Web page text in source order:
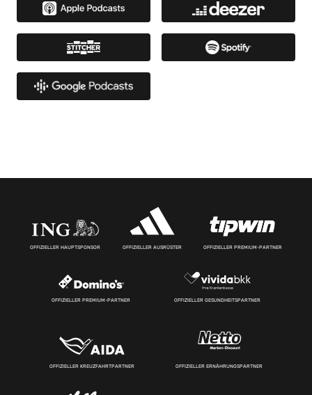
OFFIZIELLER HAUPTSPONSOR OFFIZIELLER AUSRÜSTER OFFIZIELLER PREMIUM-PARTNER
OFFIZIELLER PREMIUM-PARTNER OFFIZIELLER GESUNDHEITSPARTNER
OFFIZIELLER KREUZFAHRTPARTNER OFFIZIELLER ERNÄHRUNGSPARTNER